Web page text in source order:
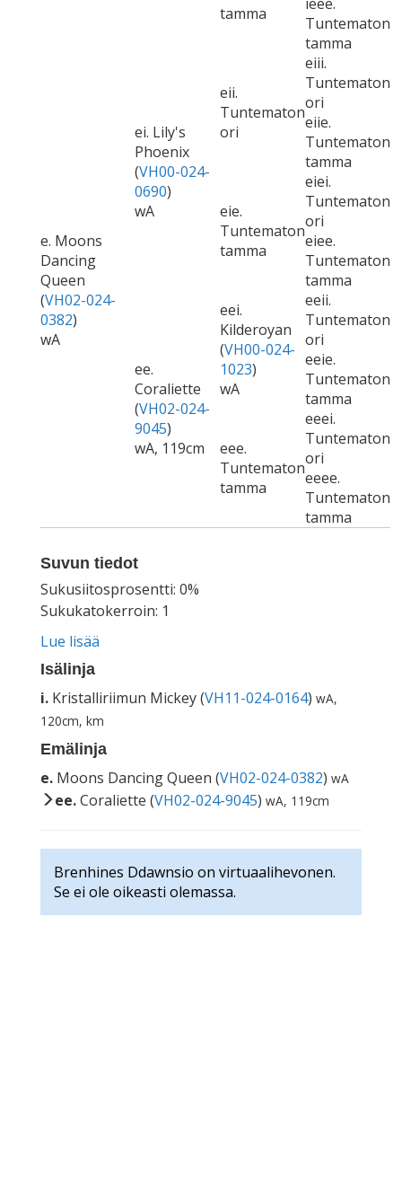
tamma
Tuntematon
tamma
e. Moons
Dancing
Queen
(VH02-024-
0382)
wA
ei. Lily's
Phoenix
(VH00-024-
0690)
wA
eii.
Tuntematon
ori
eiii.
Tuntematon
ori
eiie.
Tuntematon
tamma
eie.
Tuntematon
tamma
eiei.
Tuntematon
ori
eiee.
Tuntematon
tamma
ee.
Coraliette
(VH02-024-
9045)
wA, 119cm
eei.
Kilderoyan
(VH00-024-
1023)
wA
eeii.
Tuntematon
ori
eeie.
Tuntematon
tamma
eee.
Tuntematon
tamma
eeei.
Tuntematon
ori
eeee.
Tuntematon
tamma
Suvun tiedot
Sukusiitosprosentti: 0%
Sukukatokerroin: 1
Lue lisää
Isälinja
i. Kristalliriimun Mickey (VH11-024-0164) wA,
120cm, km
Emälinja
e. Moons Dancing Queen (VH02-024-0382) wA
ee.Coraliette (VH02-024-9045) wA, 119cm
Brenhines Ddawnsio on virtuaalihevonen.
Se ei ole oikeasti olemassa.